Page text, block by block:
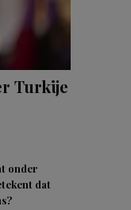
Turkije
onder
dat